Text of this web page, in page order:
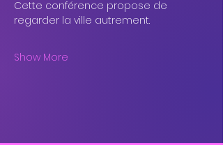
Cette conférence propose de
regarder la ville autrement.
Show More